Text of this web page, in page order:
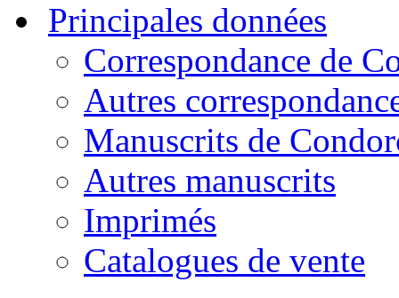
Principales données
Correspondance de
Autres
Manuscrits de
Autres manuscrits
Imprimés
Catalogues de vente